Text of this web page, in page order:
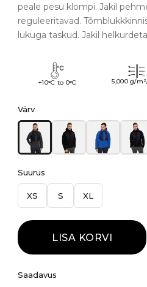
peale pesu klompi. Jakil
reguleeritavad.
lukuga taskud. Jakil
+10°C to 0°C 5,000 g/
Värv
Suurus
XS S XL
LISA KORVI
Saadavus